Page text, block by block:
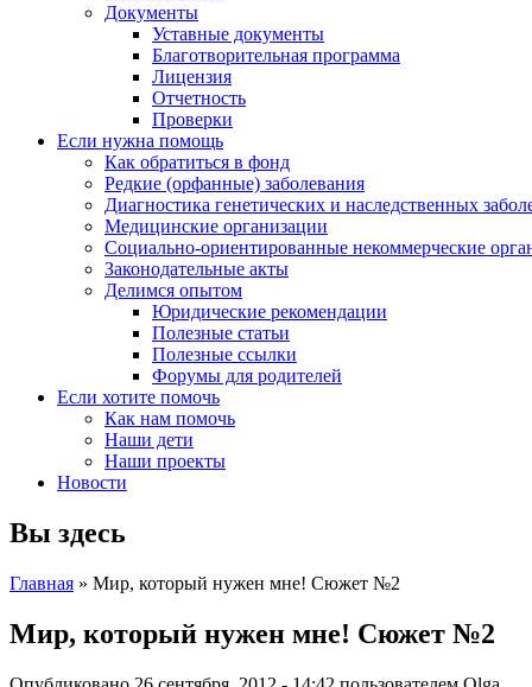
Документы
Уставные документы
Благотворительная программа
Лицензия
Отчетность
Проверки
Если нужна помощь
Как обратиться в фонд
Редкие (орфанные) заболевания
Диагностика генетических и наследственных
Медицинские организации
Социально-ориентированные некоммерческие
Законодательные акты
Делимся опытом
Юридические рекомендации
Полезные статьи
Полезные ссылки
Форумы для родителей
Если хотите помочь
Как нам помочь
Наши дети
Наши проекты
Новости
Вы здесь
Главная » Мир, который нужен мне! Сюжет №2
Мир, который нужен мне! Сюжет №2